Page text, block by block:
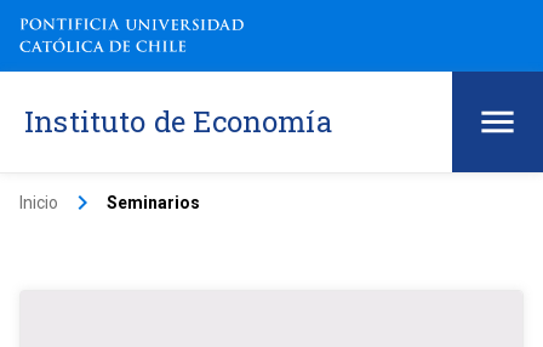
Instituto de Economía
Inicio keyboard_arrow_right Seminarios